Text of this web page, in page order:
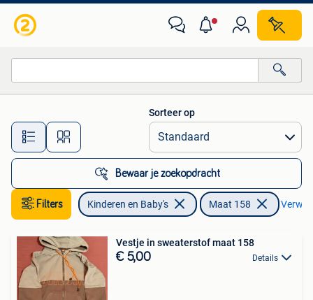
Alle afstanden…
Sorteer op
Bewaar je zoekopdracht
Filters Kinderen en Baby's Maat 158
Vestje in sweaterstof maat 158
€ 5,00 Details